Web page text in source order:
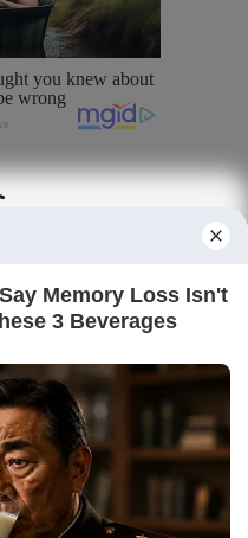
Pedoman Media Siber
Hubungi Kami
Undang-undang.